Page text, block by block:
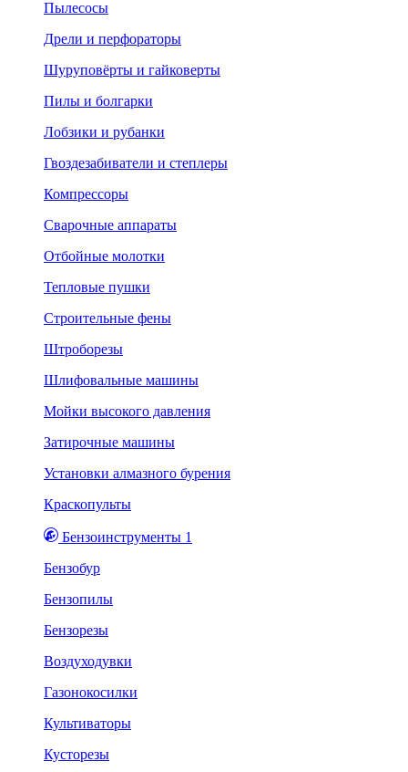
Пылесосы
Дрели и перфораторы
Шуруповёрты и гайковерты
Пилы и болгарки
Лобзики и рубанки
Гвоздезабиватели и степлеры
Компрессоры
Сварочные аппараты
Отбойные молотки
Тепловые пушки
Строительные фены
Штроборезы
Шлифовальные машины
Мойки высокого давления
Затирочные машины
Установки алмазного бурения
Краскопульты
Бензоинструменты 1
Бензобур
Бензопилы
Бензорезы
Воздуходувки
Газонокосилки
Культиваторы
Кусторезы